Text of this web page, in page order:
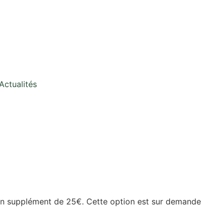
supplément de 25€. Cette option est sur